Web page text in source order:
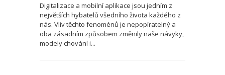
Digitalizace a mobilní aplikace jsou jedním z
největších hybatelů všedního života každého z
nás. Vliv těchto fenoménů je nepopíratelný a
oba zásadním způsobem změnily naše návyky,
modely chování i...